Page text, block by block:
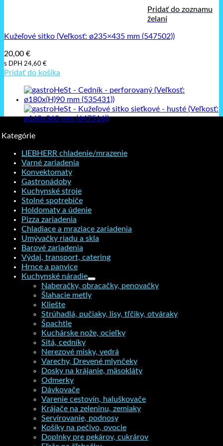
Pridať do zoznamu
želaní
Kužeľové sitko (Veľkosť: ø235×435 mm (547502))
20,00 €
s DPH 24,60 €
Pridať do košíka
Kategórie
LIEBHERR chladenie/mrazenie
Varné zariadenia
Konvektomaty
Gastronádoby
Kuchynské stroje
Stolné spotrebiče
Holdomaty a údenie
Pizza zariadenia
Chladiace a mraziace zariadenia
Umývačky riadu a skla
Barové zariadenia
Výdaj, transport, catering
Hrnce a panvice
Kuchynské náradie
Naberačky, obracačky, penovačky
Šlahacie metly
Kliešte
Strúhadlá, pučiaky, lisy, tľčiky, otváraky
Špachtle
Kuchárske nože, ocieľky
Sitá, cedníky
Nerezové misky, vedrá
Varechy, Drevené mlynčeky
Dosky na krájanie, mäsokláty
Odmerky
Dávkovače
Varenie cestovín, haluškovače
Krájače na zeleninu, zemiaky
Servírovanie, podnosy
Košíky na pečivo, ovocie
Doplnky pre pekárov, cukrárov